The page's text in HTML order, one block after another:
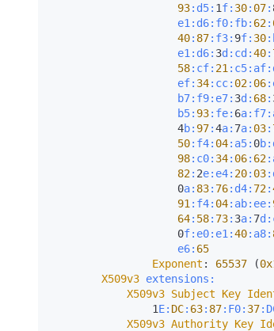
93:d5: 1f: 30: 07:
e1: d6: f0: fb: 62:
40: 87:f3: 9f: 30
e1: d6: 3d: cd:40:
58:cf: 21 :c5:af
ef: 34:cc: 02: 06
b7: f9: e7: 3d: 68:
b5: 93:fe: 6a: f7:
                    4
b: 97:4a: 7a: 03:
50:f4: 04:a5: 0b:
98:c0: 34: 06: 62
82: 2e: e4: 20: 03
                    0
a: 83: 76:d4: 72:
91 :f4: 04:ab:ee:
64: 58: 73: 3a: 7d:
                    0
f: e0: e1:40:a8:
e6: 65
Exponent : 65537 (
X509v3 extensions:
X509v3 Subject Key
                1
E: DC: 63: 87:F0: 37
X509v3 Authority Key